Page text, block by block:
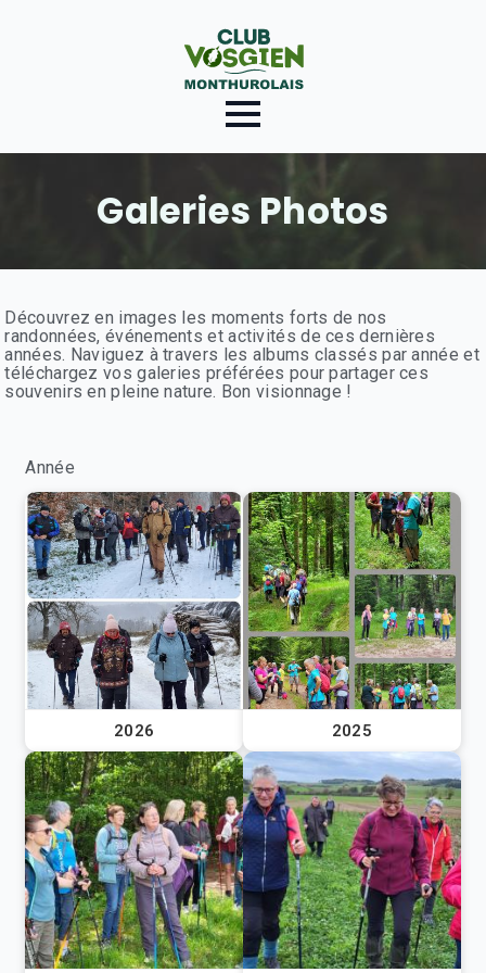
Galeries Photos
Découvrez en images les moments forts de nos
randonnées, événements et activités de ces dernières
années. Naviguez à travers les albums classés par année et
téléchargez vos galeries préférées pour partager ces
souvenirs en pleine nature. Bon visionnage !
Année
2026 2025